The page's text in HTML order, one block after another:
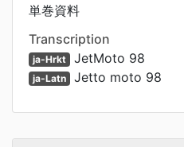
単巻資料
Transcription
ja-Hrkt JetMoto 98
ja-Latn Jetto moto 98